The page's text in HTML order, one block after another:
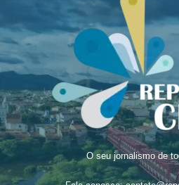
O seu jornalismo de